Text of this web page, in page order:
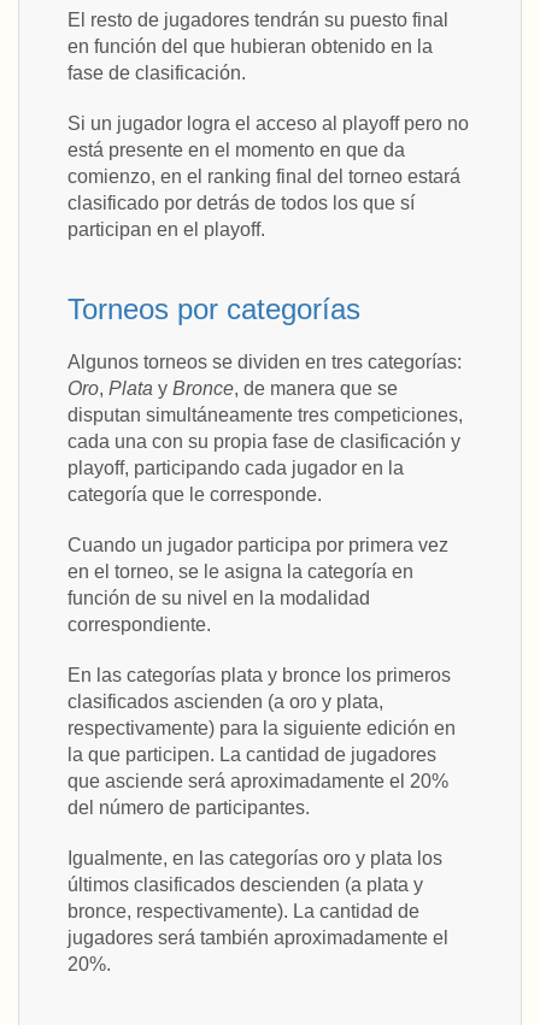
El resto de jugadores tendrán su puesto final
en función del que hubieran obtenido en la
fase de clasificación.
Si un jugador logra el acceso al playoff pero no
está presente en el momento en que da
comienzo, en el ranking final del torneo estará
clasificado por detrás de todos los que sí
participan en el playoff.
Torneos por categorías
Algunos torneos se dividen en tres categorías:
Oro, Plata y Bronce, de manera que se
disputan simultáneamente tres competiciones,
cada una con su propia fase de clasificación y
playoff, participando cada jugador en la
categoría que le corresponde.
Cuando un jugador participa por primera vez
en el torneo, se le asigna la categoría en
función de su nivel en la modalidad
correspondiente.
En las categorías plata y bronce los primeros
clasificados ascienden (a oro y plata,
respectivamente) para la siguiente edición en
la que participen. La cantidad de jugadores
que asciende será aproximadamente el 20%
del número de participantes.
Igualmente, en las categorías oro y plata los
últimos clasificados descienden (a plata y
bronce, respectivamente). La cantidad de
jugadores será también aproximadamente el
20%.